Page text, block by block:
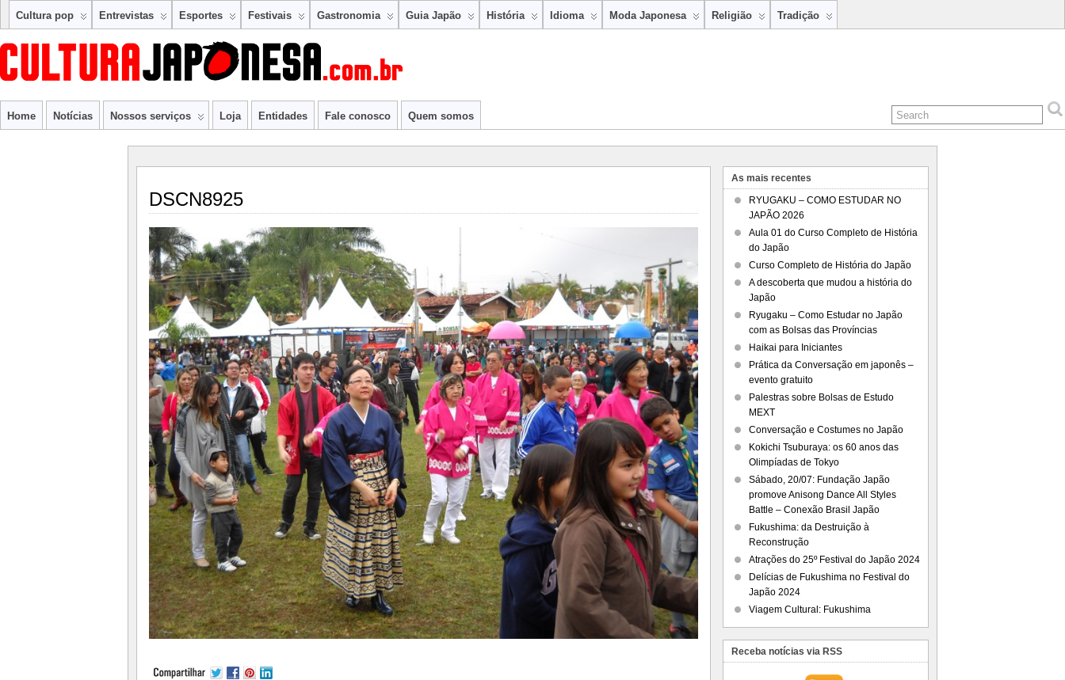
Cultura pop Entrevistas Esportes Festivais Gastronomia Guia Japão História Idioma Moda Japonesa Religião Tradição
Home Notícias Nossos serviços Loja Entidades Fale conosco Quem somos
DSCN8925
As mais recentes
RYUGAKU – COMO ESTUDAR NO
JAPÃO 2026
Aula 01 do Curso Completo de História
do Japão
Curso Completo de História do Japão
A descoberta que mudou a história do
Japão
Ryugaku – Como Estudar no Japão
com as Bolsas das Províncias
Haikai para Iniciantes
Prática da Conversação em japonês –
evento gratuito
Palestras sobre Bolsas de Estudo
MEXT
Conversação e Costumes no Japão
Kokichi Tsuburaya: os 60 anos das
Olimpíadas de Tokyo
Sábado, 20/07: Fundação Japão
promove Anisong Dance All Styles
Battle – Conexão Brasil Japão
Fukushima: da Destruição à
Reconstrução
Atrações do 25º Festival do Japão 2024
Delícias de Fukushima no Festival do
Japão 2024
Viagem Cultural: Fukushima
Receba notícias via RSS